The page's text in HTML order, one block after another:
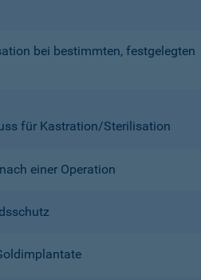
bei bestimmten, festgelegten
für Kastration/Sterilisation
einer Operation